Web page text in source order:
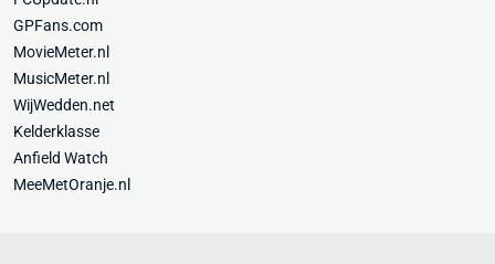
GPFans.com
MovieMeter.nl
MusicMeter.nl
WijWedden.net
Kelderklasse
Anfield Watch
MeeMetOranje.nl